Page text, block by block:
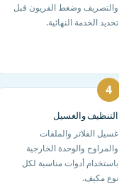
والتصريف وضغط الفريون قبل
تحديد الخدمة النهائية.
التنظيف والغسيل
غسيل الفلاتر والملفات
والمراوح والوحدة الخارجية
باستخدام أدوات مناسبة لكل
نوع مكيف.